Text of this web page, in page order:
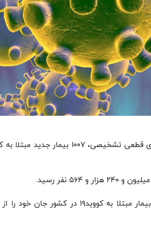
متاسفانه در طول ۲۴ ساعت گذشته، متاسفانه ۸ بیمار